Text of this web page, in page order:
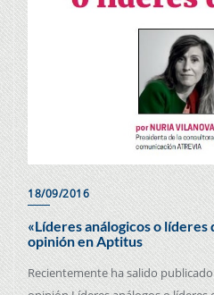
18/09/2016
«Líderes análogicos o
opinión en Aptitus
Recientemente ha salido